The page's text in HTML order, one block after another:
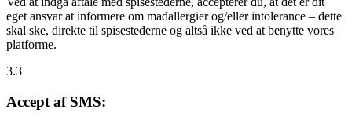
eget ansvar at informere om madallergier og/eller intolerance – dette
skal ske, direkte til spisestederne og altså ikke ved at benytte vores
platforme.
3.3
Accept af SMS: